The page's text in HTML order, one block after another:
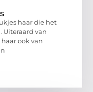
haar die het
Uiteraard van
ook van